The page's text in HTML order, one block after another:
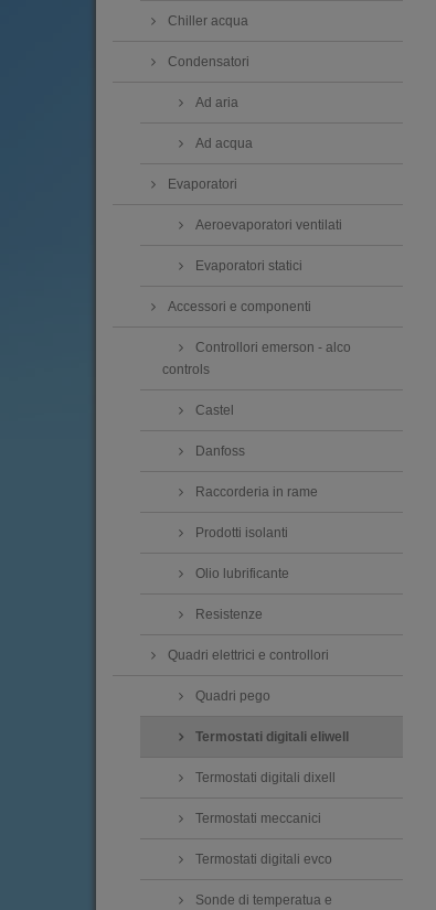
Chiller acqua
Condensatori
Ad aria
Ad acqua
Evaporatori
Aeroevaporatori ventilati
Evaporatori statici
Accessori e componenti
Controllori emerson - alco
controls
Castel
Danfoss
Raccorderia in rame
Prodotti isolanti
Olio lubrificante
Resistenze
Quadri elettrici e controllori
Quadri pego
Termostati digitali eliwell
Termostati digitali dixell
Termostati meccanici
Termostati digitali evco
Sonde di temperatua e